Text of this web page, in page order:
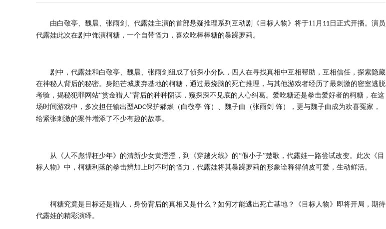
由白敬亭、魏晨、张雨剑、代露娃主演的首部悬疑推理系列互动剧《目标人物》将于11 月 11 日正式开播。演员
代露娃此次在剧中饰演柯糖，一个自带怪力，喜欢吃棒棒糖的暴躁萝莉。
剧中，代露娃和白敬亭、魏晨、张雨剑组成了侦探小分队，四人在寻找真相中互相帮助，互相信任，探索隐藏
在神秘人背后的秘密。身陷芒城废弃基地的柯糖，通过最烧脑的死亡推理，与其他游戏者经历了最刺激的密室逃脱
考验，揭秘犯罪网站“赏金猎人”背后的种种阴谋，窥探深不见底的人心纠葛。爱吃糖还是拳击爱好者的柯糖，在这
场时间游戏中，多次担任输出型ADC保护郝燃（白敬亭 饰）、魏子由（张雨剑 饰），更与魏子由成为欢喜冤家，
给紧张刺激的案件增添了不少有趣的故事。
从《人不彪悍枉少年》的清新少女黄澄澄，到《穿越火线》的“假小子”楚歌，代露娃一路尝试改变。此次《目
标人物》中，柯糖利落的拳击辫加上时不时的怪力，代露娃将其暴躁萝莉的形象诠释得俏皮可爱，生动鲜活。
柯糖究竟是目标还是猎人，身份背后的真相又是什么？如何才能逃出死亡基地？《目标人物》即将开局，期待
代露娃的精彩演绎。